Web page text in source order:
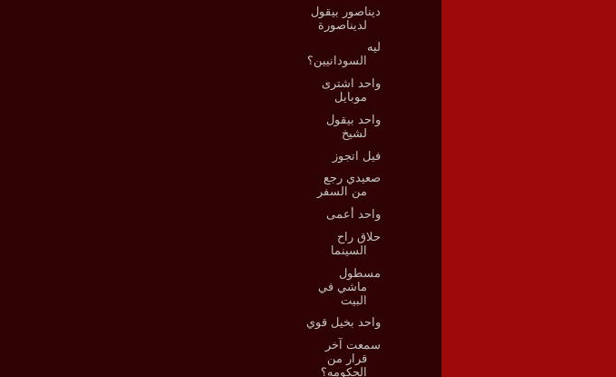
ديناصور بيقول
لديناصورة
ليه
السودانيين؟
واحد اشترى
موبايل
واحد بيقول
لشيخ
فيل اتجوز
صعيدي رجع
من السفر
واحد أعمى
حلاق راح
السينما
مسطول
ماشي في
البيت
واحد بخيل قوي
سمعت آخر
قرار من
الحكومه؟